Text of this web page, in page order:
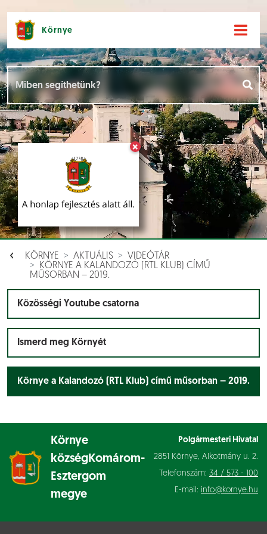
×
Környe
KÖRNYE AKTUÁLIS
VIDEÓTÁR
KÖRNYE A KALANDOZÓ (RTL KLUB) CÍMŰ
MŰSORBAN – 2019.
Közösségi Youtube csatorna
Ismerd meg Környét
Környe a Kalandozó (RTL Klub) című műsorban – 2019.
Környe
községKomárom-
Esztergom
megye
Polgármesteri Hivatal
2851 Környe, Alkotmány u. 2.
Telefonszám: 34 / 573 - 100
E-mail: info@kornye.hu
Hírek [ ]
Események []
Dokumentumok []
Aloldalak [ ]